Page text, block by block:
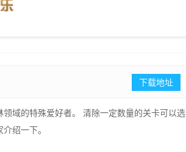
下载地址
域的特殊爱好者。 清除一定数量的关卡可以选
绍一下。